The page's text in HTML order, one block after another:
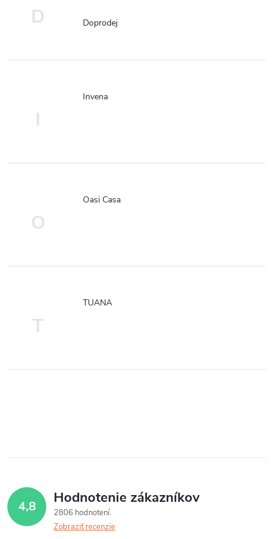
D Doprodej
I
Invena
O
Oasi Casa
T
TUANA
4,8 Hodnotenie zákazníkov
2806 hodnotení
Zobraziť recenzie